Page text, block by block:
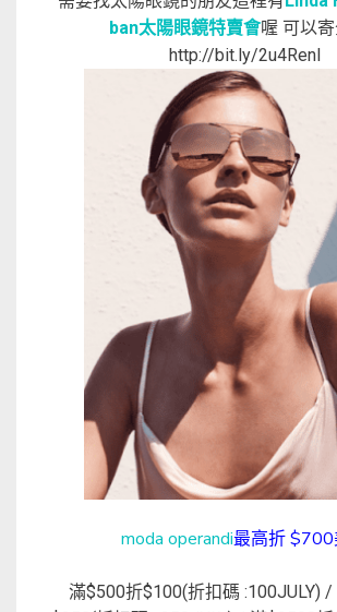
ban太陽眼鏡特賣會喔 可以
http://bit.ly/2u4Renl
moda operandi最高折 $700
滿$500折$100(折扣碼 :100JULY)